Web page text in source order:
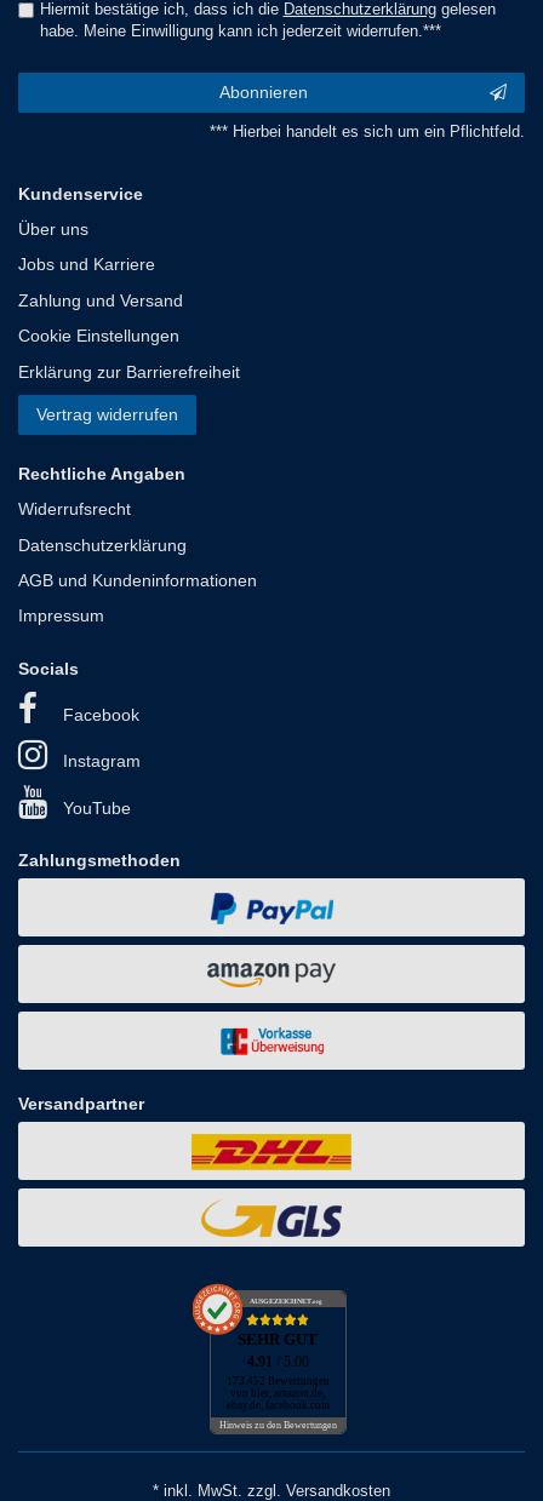
Hiermit bestätige ich, dass ich die Daten­schutz­erklärunggelesen
habe. Meine Einwilligung kann ich jederzeit widerrufen.***
Abonnieren
*** Hierbei handelt es sich um ein Pflichtfeld.
Kundenservice
Über uns
Jobs und Karriere
Zahlung und Versand
Cookie Einstellungen
Erklärung zur Barrierefreiheit
Vertrag widerrufen
Rechtliche Angaben
Widerrufsrecht
Datenschutzerklärung
AGB und Kundeninformationen
Impressum
Socials
Facebook
Instagram
YouTube
Zahlungsmethoden
Versandpartner
AUSGEZEICHNET.org
SEHR GUT
4.91 / 5.00
173.452 Bewertungen
von hier, amazon.de,
ebay.de, facebook.com
Hinweis zu den Bewertungen
* inkl. MwSt. zzgl. Versandkosten